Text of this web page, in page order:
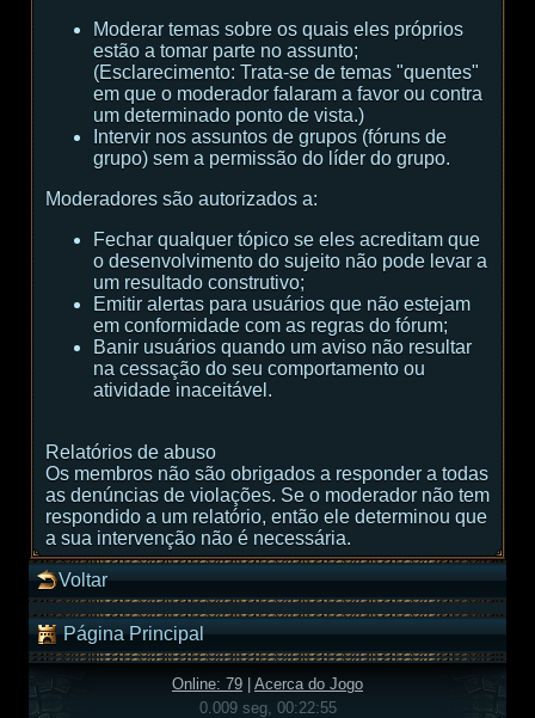
Moderar temas sobre os quais eles próprios
estão a tomar parte no assunto;
(Esclarecimento: Trata-se de temas "quentes"
em que o moderador falaram a favor ou contra
um determinado ponto de vista.)
Intervir nos assuntos de grupos (fóruns de
grupo) sem a permissão do líder do grupo.
Moderadores são autorizados a:
Fechar qualquer tópico se eles acreditam que
o desenvolvimento do sujeito não pode levar a
um resultado construtivo;
Emitir alertas para usuários que não estejam
em conformidade com as regras do fórum;
Banir usuários quando um aviso não resultar
na cessação do seu comportamento ou
atividade inaceitável.
Relatórios de abuso
Os membros não são obrigados a responder a todas
as denúncias de violações. Se o moderador não tem
respondido a um relatório, então ele determinou que
a sua intervenção não é necessária.
Voltar
Página Principal
Online: 79
Acerca do Jogo
0.009 seg, 00:22:55